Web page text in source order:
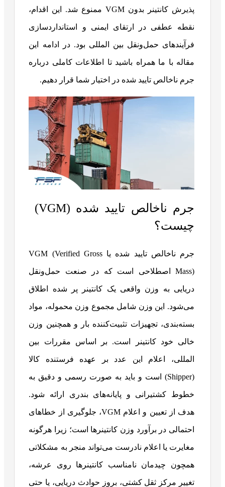
پذیرش کانتینر بدون VGM ممنوع شد. این اقدام،
نقطه عطفی در ارتقای ایمنی و استانداردسازی
فرآیندهای حمل‌ونقل بین المللی بود. در ادامه این
مقاله با ما همراه باشید تا اطلاعات کاملی درباره
جرم ناخالص تایید شده در اختیار شما قرار دهیم.
جرم ناخالص تایید شده (VGM)
چیست؟
جرم ناخالص تایید شده یا VGM (Verified Gross
Mass) اصطلاحی است که در صنعت حمل‌ونقل
دریایی به وزن واقعی یک کانتینر پر شده اطلاق
می‌شود. این وزن شامل مجموع وزن محموله، مواد
بسته‌بندی، تجهیزات تثبیت‌کننده بار و همچنین وزن
خالی خود کانتینر است. بر اساس مقررات بین
المللی، اعلام این عدد بر عهده فرستنده کالا
(Shipper) است و باید به صورت رسمی و دقیق به
خطوط کشتیرانی و پایانه‌های بندری ارائه شود.
هدف از تعیین و اعلام VGM، جلوگیری از خطاهای
احتمالی در برآورد وزن کانتینرها است؛ زیرا هرگونه
مغایرت یا اعلام نادرست می‌تواند منجر به مشکلاتی
همچون چیدمان نامناسب کانتینرها روی عرشه،
تغییر مرکز ثقل کشتی، بروز حوادث دریایی، یا حتی